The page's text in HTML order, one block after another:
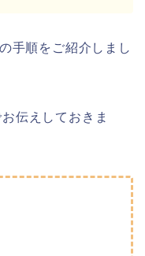
手順をご紹介しまし
伝えしておきま